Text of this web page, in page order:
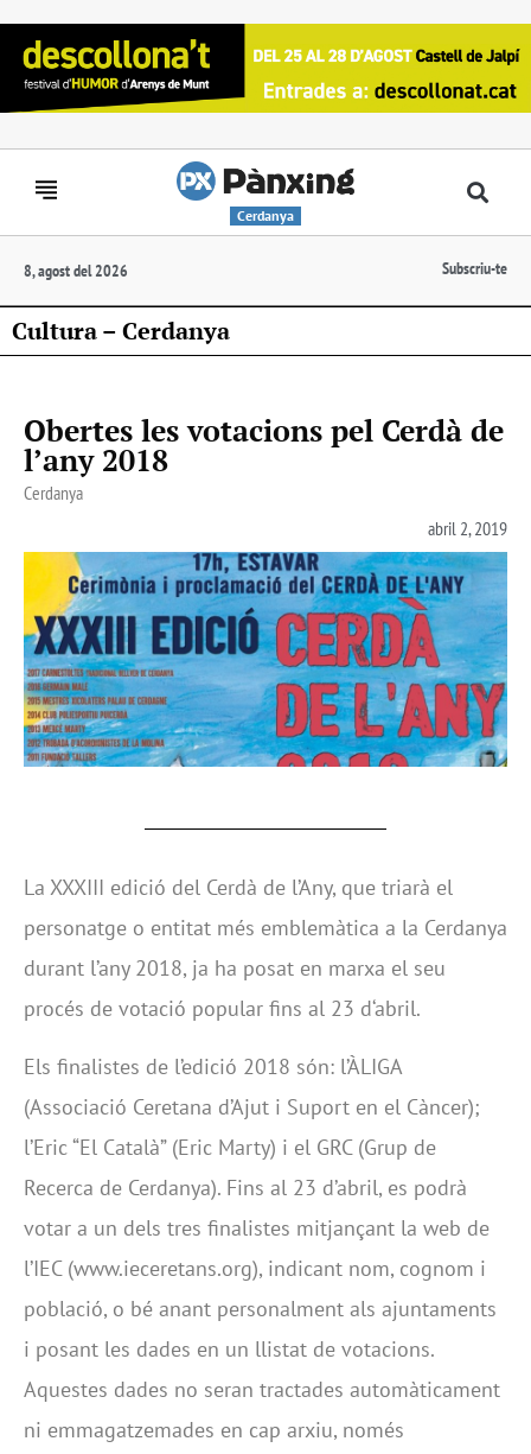
Cerdanya
8, agost del 2026 Subscriu-te
Cultura – Cerdanya
Obertes les votacions pel Cerdà de
l’any 2018
Cerdanya
abril 2, 2019
La XXXIII edició del Cerdà de l’Any, que triarà el
personatge o entitat més emblemàtica a la Cerdanya
durant l’any 2018, ja ha posat en marxa el seu
procés de votació popular fins al 23 d‘abril.
Els finalistes de l’edició 2018 són: l’ÀLIGA
(Associació Ceretana d’Ajut i Suport en el Càncer);
l’Eric “El Català” (Eric Marty) i el GRC (Grup de
Recerca de Cerdanya). Fins al 23 d’abril, es podrà
votar a un dels tres finalistes mitjançant la web de
l’IEC (www.ieceretans.org), indicant nom, cognom i
població, o bé anant personalment als ajuntaments
i posant les dades en un llistat de votacions.
Aquestes dades no seran tractades automàticament
ni emmagatzemades en cap arxiu, només